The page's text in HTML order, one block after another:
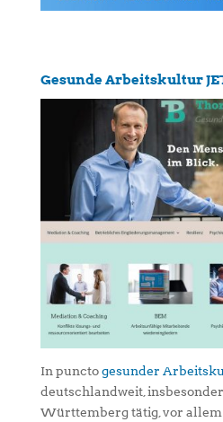
Gesunde Arbeitskultur
In punctogesunder
deutschlandweit,
Württemberg tätig, vor allem